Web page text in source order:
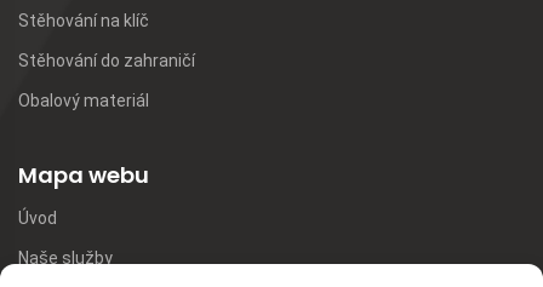
Stěhování na klíč
Stěhování do zahraničí
Obalový materiál
Mapa webu
Úvod
Naše služby